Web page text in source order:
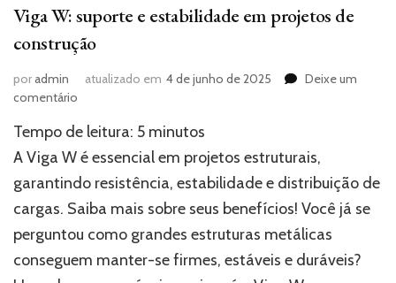
Viga W: suporte e estabilidade em projetos de
construção
poradmin atualizado em 4 de junho de 2025
Deixe um
comentário
W:
suporte
estabilidade
em
de
construção
Tempo de leitura: 5 minutos
A Viga W é essencial em projetos estruturais,
garantindo resistência, estabilidade e distribuição de
cargas. Saiba mais sobre seus benefícios! Você já se
perguntou como grandes estruturas metálicas
conseguem manter-se firmes, estáveis e duráveis?